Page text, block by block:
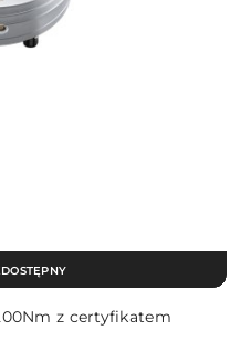
z certyfikatem